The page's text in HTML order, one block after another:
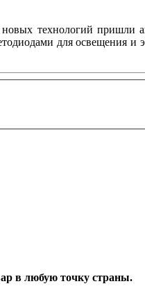
технологий пришли
для освещения
в любую точку страны.